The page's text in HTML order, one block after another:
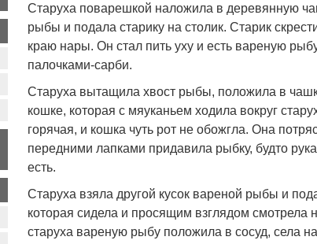
Старуха поварешкой наложила в деревянную
рыбы и подала старику на столик. Старик
краю нары. Он стал пить уху и есть вареную
палочками-сарби.
Старуха вытащила хвост рыбы, положила в
кошке, которая с мяуканьем ходила вокруг
горячая, и кошка чуть рот не обожгла. Она
передними лапками придавила рыбку, будто
есть.
Старуха взяла другой кусок вареной рыбы и
которая сидела и просящим взглядом смотрела
старуха вареную рыбу положила в сосуд, села